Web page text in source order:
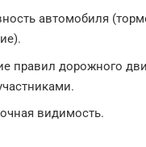
автомобиля
правил дорожного
видимость.